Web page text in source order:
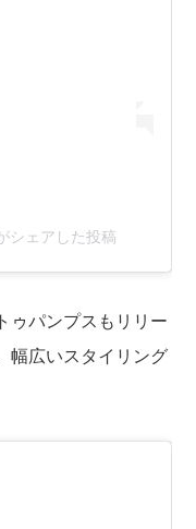
シェアした投稿
ゥパンプスもリリー
幅広いスタイリング